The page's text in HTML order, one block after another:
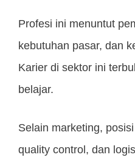
Profesi ini menuntut
kebutuhan pasar, dan
Karier di sektor ini
belajar.
Selain marketing,
quality control, dan